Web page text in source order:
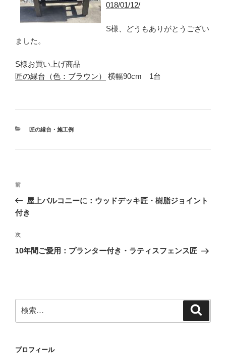
018/01/12/
S様、どうもありがとうござい
ました。
S様お買い上げ商品
匠の縁台（色：ブラウン）
横幅90cm 1台
カ
匠の縁台・施工例
投
ナ
ゲ
ー
前
の
投
前
屋上バルコニーに：ウッドデッキ匠・樹脂ジョイント
付き
次
の
次
10年間ご愛用：プランター付き・ラティスフェンス匠
索:
プロフィール